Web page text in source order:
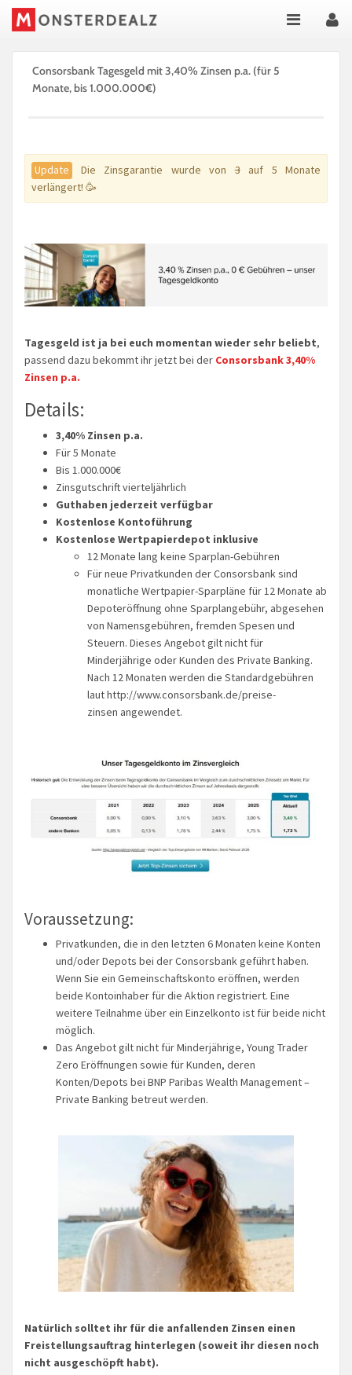
Consorsbank Tagesgeld mit 3,40% Zinsen p.a. (für 5
Monate, bis 1.000.000€)
Update Die Zinsgarantie wurde von3auf 5 Monate
verlängert! 🥳
Tagesgeld ist ja bei euch momentan wieder sehr beliebt,
passend dazu bekommt ihr jetzt bei der Consorsbank 3,40%
Zinsen p.a.
Details:
3,40% Zinsen p.a.
Für 5 Monate
Bis 1.000.000€
Zinsgutschrift vierteljährlich
Guthaben jederzeit verfügbar
Kostenlose Kontoführung
Kostenlose Wertpapierdepot inklusive
12 Monate lang keine Sparplan-Gebühren
Für neue Privatkunden der Consorsbank sind
monatliche Wertpapier-Sparpläne für 12 Monate ab
Depoteröffnung ohne Sparplangebühr, abgesehen
von Namensgebühren, fremden Spesen und
Steuern. Dieses Angebot gilt nicht für
Minderjährige oder Kunden des Private Banking.
Nach 12 Monaten werden die Standardgebühren
laut http://www.consorsbank.de/preise-
zinsen angewendet.
Voraussetzung:
Privatkunden, die in den letzten 6 Monaten keine Konten
und/oder Depots bei der Consorsbank geführt haben.
Wenn Sie ein Gemeinschaftskonto eröffnen, werden
beide Kontoinhaber für die Aktion registriert. Eine
weitere Teilnahme über ein Einzelkonto ist für beide nicht
möglich.
Das Angebot gilt nicht für Minderjährige, Young Trader
Zero Eröffnungen sowie für Kunden, deren
Konten/Depots bei BNP Paribas Wealth Management –
Private Banking betreut werden.
Natürlich solltet ihr für die anfallenden Zinsen einen
Freistellungsauftrag hinterlegen (soweit ihr diesen noch
nicht ausgeschöpft habt).